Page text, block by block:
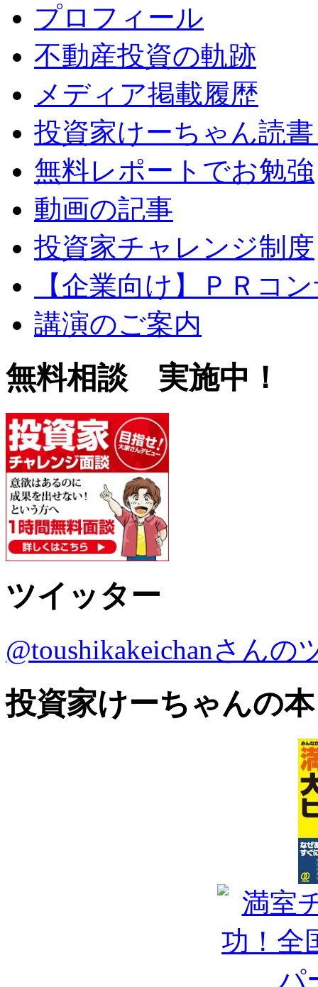
プロフィール
不動産投資の軌跡
メディア掲載履歴
投資家けーちゃん読
無料レポートでお勉強
動画の記事
投資家チャレンジ制度
【企業向け】ＰＲコ
講演のご案内
無料相談 実施中！
ツイッター
@toushikakeichanさんの
投資家けーちゃんの本